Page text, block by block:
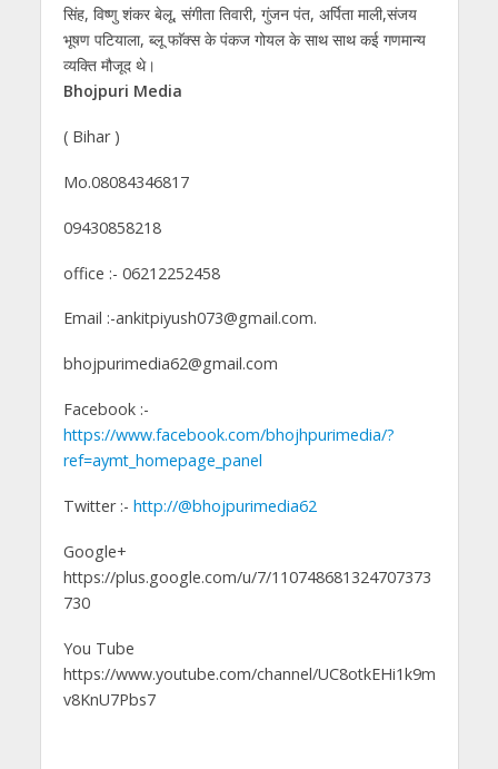
सिंह, विष्णु शंकर बेलू, संगीता तिवारी, गुंजन पंत, अर्पिता माली,संजय
भूषण पटियाला, ब्लू फाॅक्स के पंकज गोयल के साथ साथ कई गणमान्य
व्यक्ति मौजूद थे।
Bhojpuri Media
( Bihar )
Mo.08084346817
09430858218
office :- 06212252458
Email :-ankitpiyush073@gmail.com.
bhojpurimedia62@gmail.com
Facebook :-
https://www.facebook.com/bhojhpurimedia/?
ref=aymt_homepage_panel
Twitter :- http://@bhojpurimedia62
Google+
https://plus.google.com/u/7/110748681324707373
730
You Tube
https://www.youtube.com/channel/UC8otkEHi1k9m
v8KnU7Pbs7